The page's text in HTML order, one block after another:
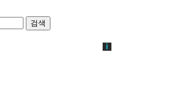
검색